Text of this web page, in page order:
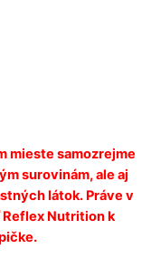
mieste samozrejme
surovinám, ale aj
látok. Práve v
Nutrition k